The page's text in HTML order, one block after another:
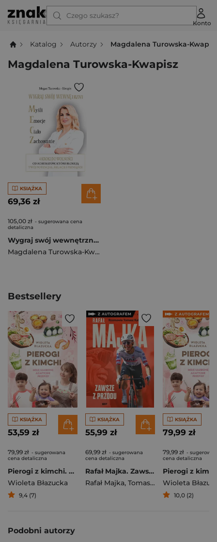
Czego szukasz?
Konto
Katalog Autorzy Magdalena Turowska-
Magdalena Turowska-Kwapisz
KSIĄŻKA
69,36 zł
105,00 zł - sugerowana cena
detaliczna
Wygraj swój wewnętrzny M.E.C.Z. 4 kroki do wolności od schematów które blokują Twój potencjał, relacje i pieniądze
Magdalena Turowska-Kwapisz
Bestsellery
KSIĄŻKA
53,59 zł
79,99 zł - sugerowana
cena detaliczna
Pierogi z kimchi. Moje ulubione azjatyckie przepisy
Wioleta Błazucka
9,4 (7)
KSIĄŻKA
55,99 zł
69,99 zł - sugerowana
cena detaliczna
Rafał Majka. Zawsze z przodu. Rozmawia Tomasz Kalemba - książka z autografem
Rafał Majka, Tomasz Kalemba
KSIĄŻKA
79,99 zł
79,99 zł -
cena detaliczna
Wioleta
10,0 (2)
Podobni autorzy